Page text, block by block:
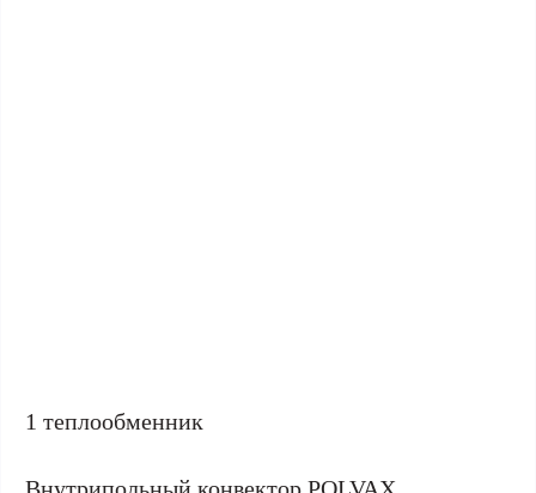
1 теплообменник